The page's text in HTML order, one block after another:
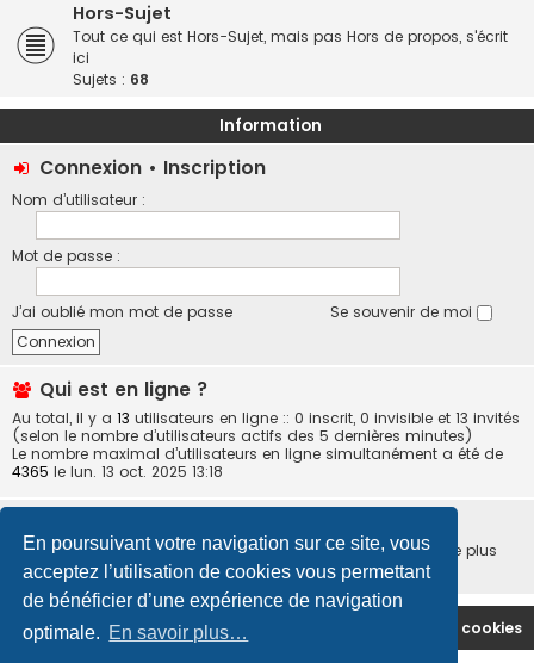
En poursuivant votre navigation sur ce site, vous
acceptez l’utilisation de cookies vous permettant
de bénéficier d’une expérience de navigation
optimale. En savoir plus…
Hors-Sujet
Tout ce qui est Hors-Sujet, mais pas Hors de propos, s'écrit
ici
Sujets : 68
Information
Connexion • Inscription
Nom d’utilisateur :
Mot de passe :
J’ai oublié mon mot de passe Se souvenir de moi
Qui est en ligne ?
Au total, il y a 13 utilisateurs en ligne :: 0 inscrit, 0 invisible et 13 invités
(selon le nombre d’utilisateurs actifs des 5 dernières minutes)
Le nombre maximal d’utilisateurs en ligne simultanément a été de
4365 le lun. 13 oct. 2025 13:18
5411messages •540sujets •63membres • Notre membre le plus
récent estwagba
Site Principal Accueil du Forum Supprimer les cookies